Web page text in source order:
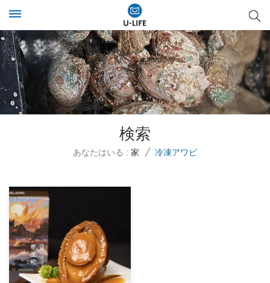
検索
あなたはいる : 家 / 冷凍アワビ